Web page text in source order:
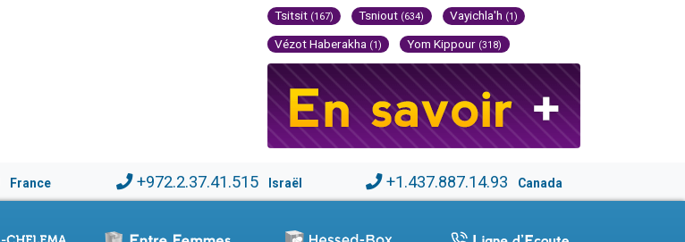
Tsitsit (167) Tsniout (634) Vayichla'h (1)
Vézot Haberakha (1) Yom Kippour (318)
France +972.2.37.41.515 Israël +1.437.887.14.93 Canada